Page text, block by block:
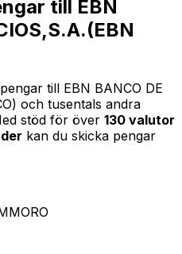
till EBN
till EBN BANCO DE
och tusentals andra
stöd för över 130 valutor
kan du skicka pengar